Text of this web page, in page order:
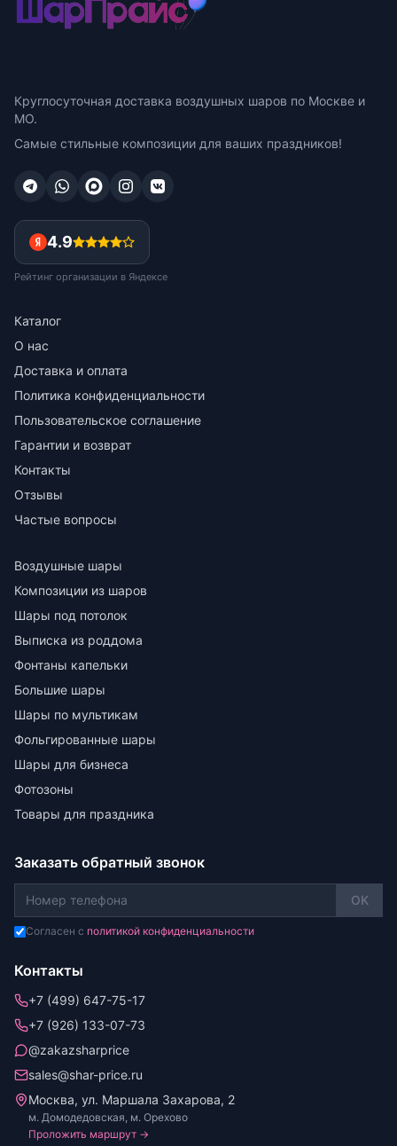
Круглосуточная доставка воздушных шаров по Москве и
МО.
Самые стильные композиции для ваших праздников!
4.9
Рейтинг организации в Яндексе
Каталог
О нас
Доставка и оплата
Политика конфиденциальности
Пользовательское соглашение
Гарантии и возврат
Контакты
Отзывы
Частые вопросы
Воздушные шары
Композиции из шаров
Шары под потолок
Выписка из роддома
Фонтаны капельки
Большие шары
Шары по мультикам
Фольгированные шары
Шары для бизнеса
Фотозоны
Товары для праздника
Заказать обратный звонок
OK
Согласен с политикой конфиденциальности
Контакты
+7 (499) 647-75-17
+7 (926) 133-07-73
@zakazsharprice
sales@shar-price.ru
Москва, ул. Маршала Захарова, 2
м. Домодедовская, м. Орехово
Проложить маршрут →